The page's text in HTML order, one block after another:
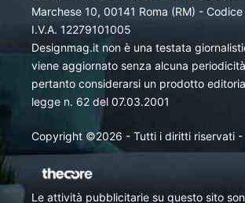
Marchese 10, 00141 Roma (RM) -
I.V.A. 12279101005
Designmag.it non è una testata
viene aggiornato senza alcuna
pertanto considerarsi un prodotto
legge n. 62 del 07.03.2001
Copyright ©2026 - Tutti i diritti riservati -
Le attività pubblicitarie su questo sito